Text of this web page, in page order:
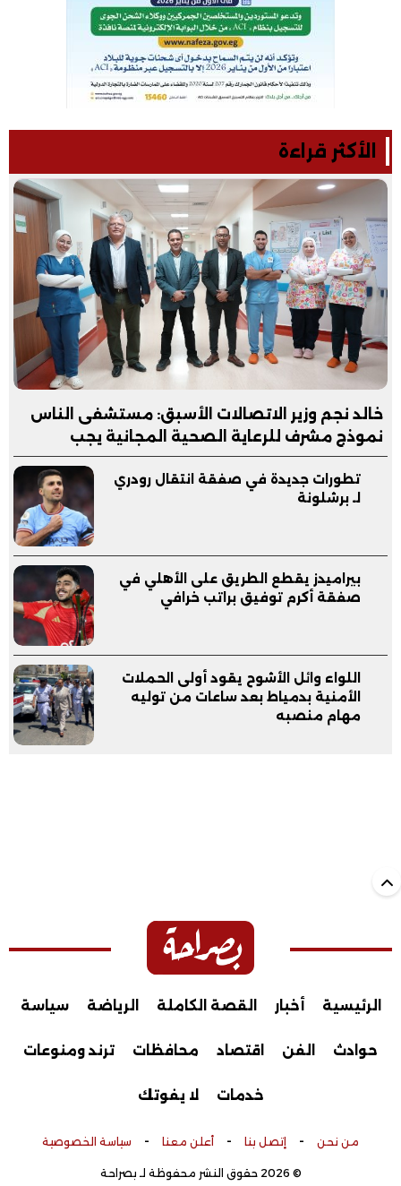
الأكثر قراءة
خالد نجم وزير الاتصالات الأسبق: مستشفى الناس
نموذج مشرف للرعاية الصحية المجانية يجب
مساندته
تطورات جديدة في صفقة انتقال رودري
لـ برشلونة
بيراميدز يقطع الطريق على الأهلي في
صفقة أكرم توفيق براتب خرافي
اللواء وائل الأشوح يقود أولى الحملات
الأمنية بدمياط بعد ساعات من توليه
مهام منصبه
الرئيسية أخبار القصة الكاملة الرياضة سياسة
حوادث الفن اقتصاد محافظات ترند ومنوعات
خدمات لا يفوتك
من نحن - إتصل بنا - أعلن معنا - سياسة الخصوصية
© 2026 حقوق النشر محفوظة لـ بصراحة